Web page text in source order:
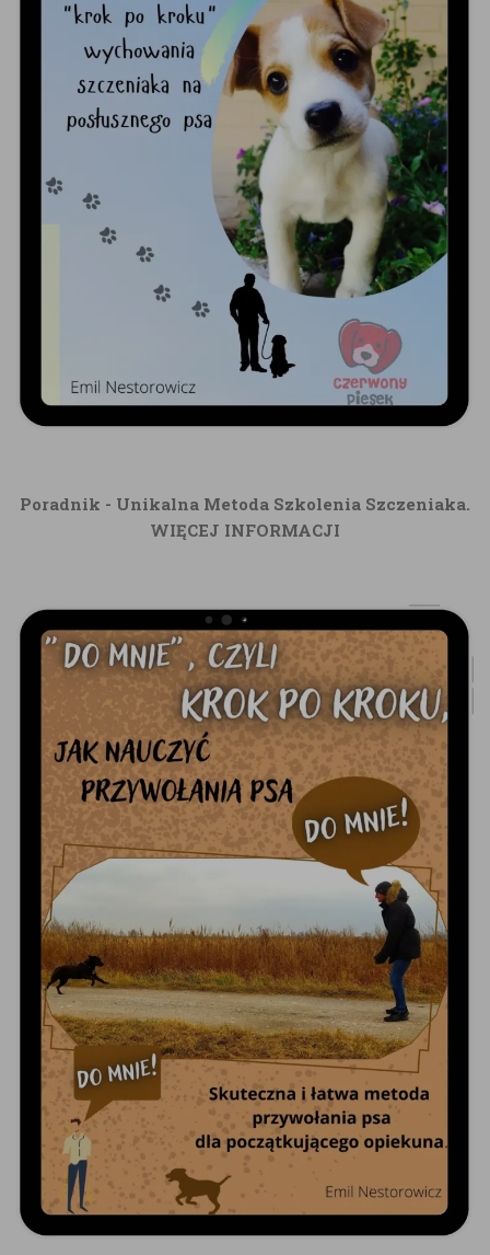
Poradnik - Unikalna Metoda Szkolenia Szczeniaka.
WIĘCEJ INFORMACJI